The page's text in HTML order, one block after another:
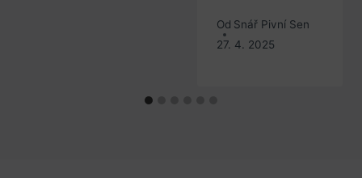
Od Snář Pivní Sen
27. 4. 2025